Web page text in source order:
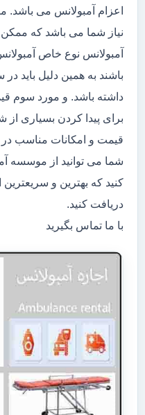
اعزام آمبولانس می باشد.
نیاز شما می باشد که
آمبولانس نوع خاص
باشند به همین دلیل باید
داشته باشد. و مورد سوم
برای پیدا کردن بسیاری
قیمت و امکانات مناسب
شما می توانید از موسسه
کنید که بهترین و سریعترین
دریافت کنید.
با ما تماس بگیرید